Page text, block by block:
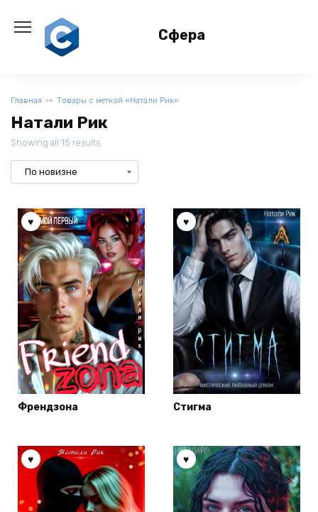
содержанию
Сфера
Главная Товары с меткой «Натали Рик»
Натали Рик
Showing all 15 results
Френдзона Стигма